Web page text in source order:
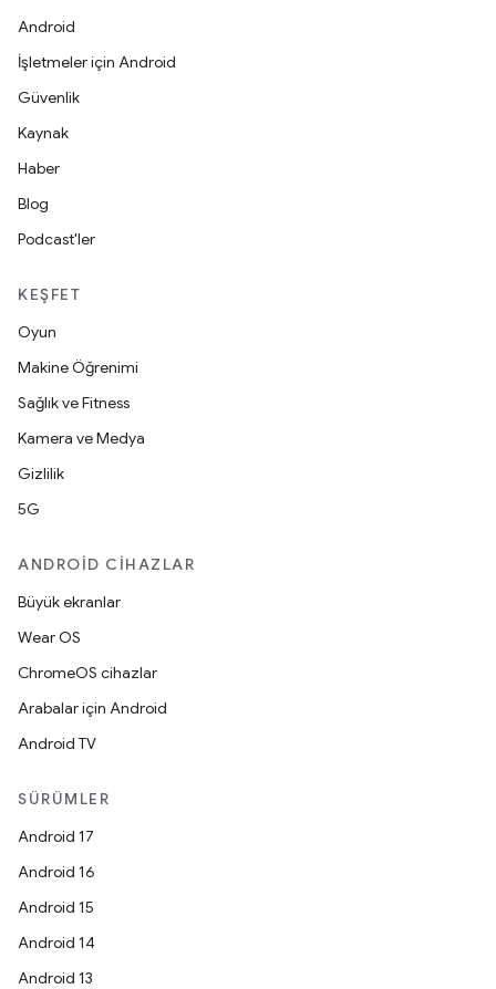
Android
İşletmeler için Android
Güvenlik
Kaynak
Haber
Blog
Podcast'ler
KEŞFET
Oyun
Makine Öğrenimi
Sağlık ve Fitness
Kamera ve Medya
Gizlilik
5G
ANDROID CIHAZLAR
Büyük ekranlar
Wear OS
ChromeOS cihazlar
Arabalar için Android
Android TV
SÜRÜMLER
Android 17
Android 16
Android 15
Android 14
Android 13